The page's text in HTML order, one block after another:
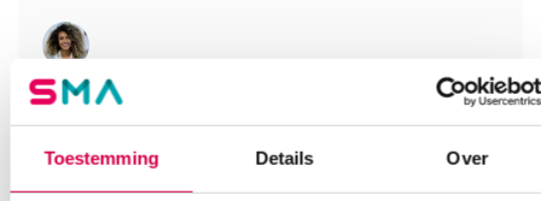
Toestemming Details Over
Heb je een vraag?
Anca helpt je!